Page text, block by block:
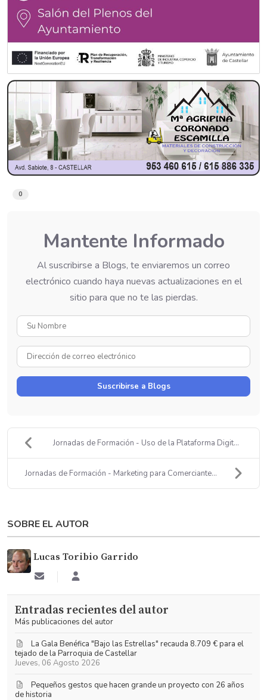
0
Mantente Informado
Al suscribirse a Blogs, te enviaremos un correo
electrónico cuando haya nuevas actualizaciones en el
sitio para que no te las pierdas.
Nombre
Dirección
de
correo
Suscribirse a Blogs
Jornadas de Formación - Uso de la Plataforma Digit...
Jornadas de Formación - Marketing para Comerciante...
SOBRE EL AUTOR
Lucas Toribio Garrido
Suscribirse
las
actualizaciones
Garrido
Entradas recientes del autor
Más publicaciones del autor
Jueves, 06 Agosto 2026
La Gala Benéfica "Bajo las Estrellas" recauda 8.709 € para el
tejado de la Parroquia de Castellar
Pequeños gestos que hacen grande un proyecto con 26 años
de historia